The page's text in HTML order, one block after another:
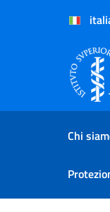
Salta al
Salta al Footer
Chi